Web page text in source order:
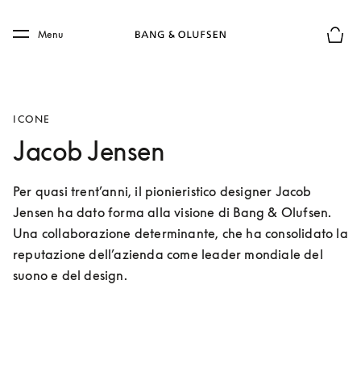
Skip to main footer
Menu
ICONE
Jacob Jensen
Per quasi trent’anni, il pionieristico designer Jacob
Jensen ha dato forma alla visione di Bang & Olufsen.
Una collaborazione determinante, che ha consolidato la
reputazione dell’azienda come leader mondiale del
suono e del design.